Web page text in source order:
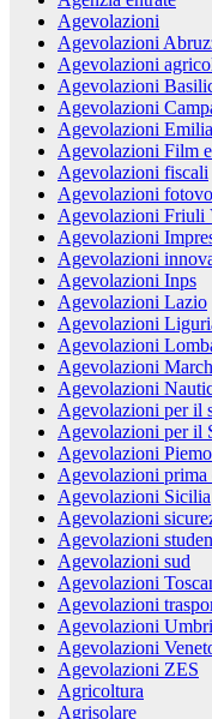
Agevolazioni
Agevolazioni
Agevolazioni
Agevolazioni
Agevolazioni
Agevolazioni
Agevolazioni Film
Agevolazioni fiscali
Agevolazioni
Agevolazioni Friuli
Agevolazioni
Agevolazioni
Agevolazioni Inps
Agevolazioni Lazio
Agevolazioni
Agevolazioni
Agevolazioni
Agevolazioni
Agevolazioni per il
Agevolazioni per il
Agevolazioni
Agevolazioni prima
Agevolazioni Sicilia
Agevolazioni
Agevolazioni
Agevolazioni sud
Agevolazioni
Agevolazioni
Agevolazioni
Agevolazioni
Agevolazioni ZES
Agricoltura
Agrisolare